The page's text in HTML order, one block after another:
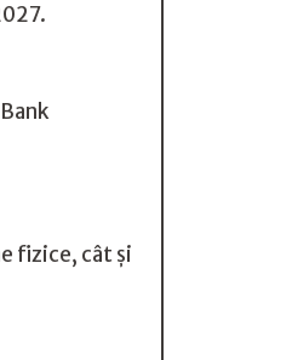
fizice, cât și